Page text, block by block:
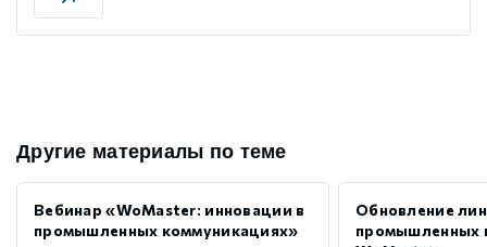
Другие материалы по теме
Вебинар «WoMaster: инновации в
промышленных коммуникациях»
Обновление
промышленных